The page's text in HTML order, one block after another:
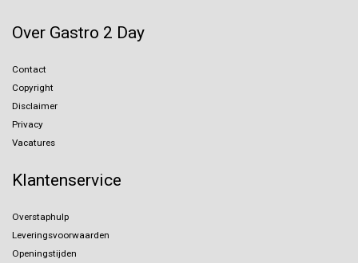
Over Gastro 2 Day
Contact
Copyright
Disclaimer
Privacy
Vacatures
Klantenservice
Overstaphulp
Leveringsvoorwaarden
Openingstijden